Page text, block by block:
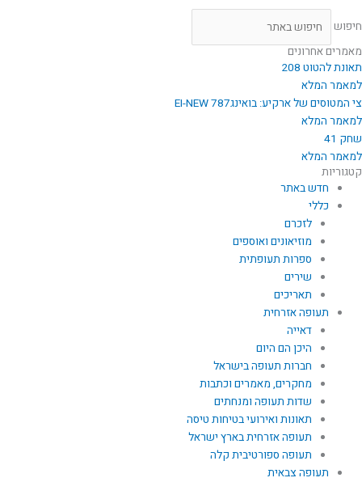
חיפוש
מאמרים אחרונים
תאונת להטוט 208
למאמר המלא
צי המטוסים של ארקיע: בואינג787 EI-NEW
למאמר המלא
שחק 41
למאמר המלא
קטגוריות
חדש באתר
כללי
לזכרם
מוזיאונים ואוספים
ספרות תעופתית
שירים
תאריכים
תעופה אזרחית
דאייה
היכן הם היום
חברות תעופה בישראל
מחקרים, מאמרים וכתבות
שדות תעופה ומנחתים
תאונות ואירועי בטיחות טיסה
תעופה אזרחית בארץ ישראל
תעופה ספורטיבית קלה
תעופה צבאית